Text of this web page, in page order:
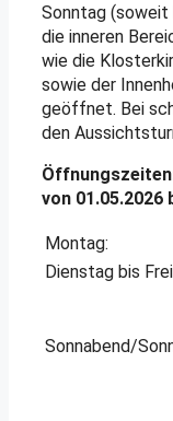
Sonntag
die inneren
wie die
sowie der
geöffnet. Bei
den
von 01.05.2026
Montag:
Dienstag bis
Sonnabend/